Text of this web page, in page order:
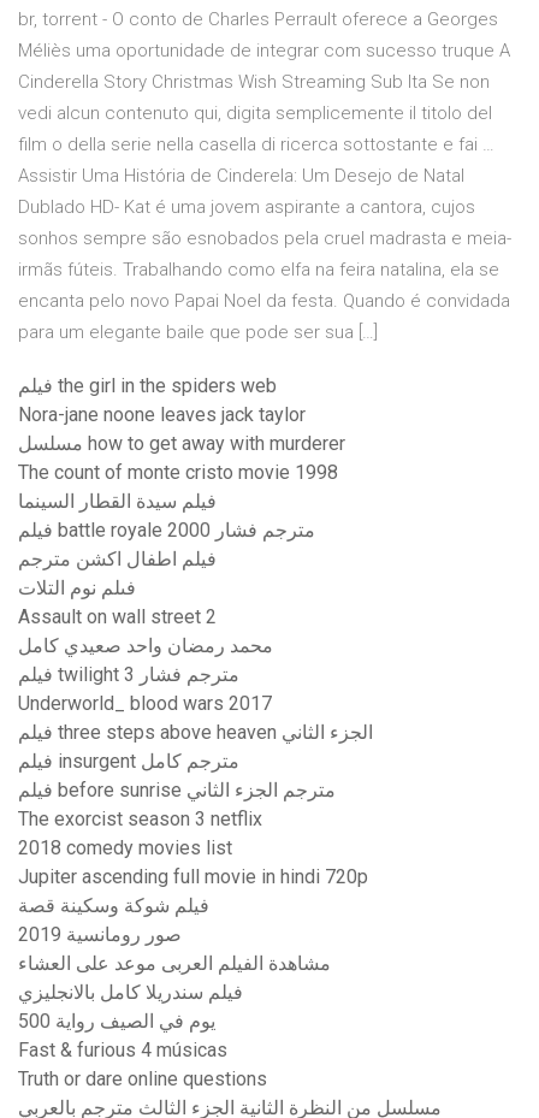
br, torrent - O conto de Charles Perrault oferece a Georges
Méliès uma oportunidade de integrar com sucesso truque A
Cinderella Story Christmas Wish Streaming Sub Ita Se non
vedi alcun contenuto qui, digita semplicemente il titolo del
film o della serie nella casella di ricerca sottostante e fai …
Assistir Uma História de Cinderela: Um Desejo de Natal
Dublado HD- Kat é uma jovem aspirante a cantora, cujos
sonhos sempre são esnobados pela cruel madrasta e meia-
irmãs fúteis. Trabalhando como elfa na feira natalina, ela se
encanta pelo novo Papai Noel da festa. Quando é convidada
para um elegante baile que pode ser sua […]
فيلم the girl in the spiders web
Nora-jane noone leaves jack taylor
مسلسل how to get away with murderer
The count of monte cristo movie 1998
فيلم سيدة القطار السينما
فيلم battle royale 2000 مترجم فشار
فيلم اطفال اكشن مترجم
فىلم نوم التلات
Assault on wall street 2
محمد رمضان واحد صعيدي كامل
فيلم twilight 3 مترجم فشار
Underworld_ blood wars 2017
فيلم three steps above heaven الجزء الثاني
فيلم insurgent مترجم كامل
فيلم before sunrise مترجم الجزء الثاني
The exorcist season 3 netflix
2018 comedy movies list
Jupiter ascending full movie in hindi 720p
فيلم شوكة وسكينة قصة
صور رومانسية 2019
مشاهدة الفيلم العربى موعد على العشاء
فيلم سندريلا كامل بالانجليزي
500 يوم في الصيف رواية
Fast & furious 4 músicas
Truth or dare online questions
مسلسل من النظرة الثانية الجزء الثالث مترجم بالعربي